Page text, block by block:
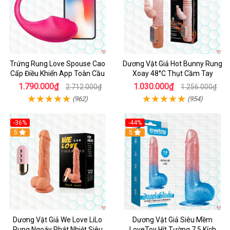
Trứng Rung Love Spouse Cao
Cấp Điều Khiển App Toàn Cầu
1.790.000₫ 2.712.000₫
(962)
Dương Vật Giả Hot Bunny Rung
Xoay 48°C Thụt Cầm Tay
1.030.000₫ 1.256.000₫
(954)
-36%
5
Dương Vật Giả We Love LiLo
-44%
Hot
5
Dương Vật Giả Siêu Mềm